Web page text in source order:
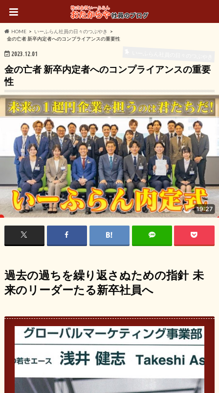
HOME
いーふらん社員の日々のつぶやき
金の亡者 新卒内定者へのコンプライアンスの重要性
2023.12.01
金の亡者 新卒内定者へのコンプライアンスの重要
性
過去の過ちを繰り返さぬための指針 未
来のリーダーたる新卒社員へ